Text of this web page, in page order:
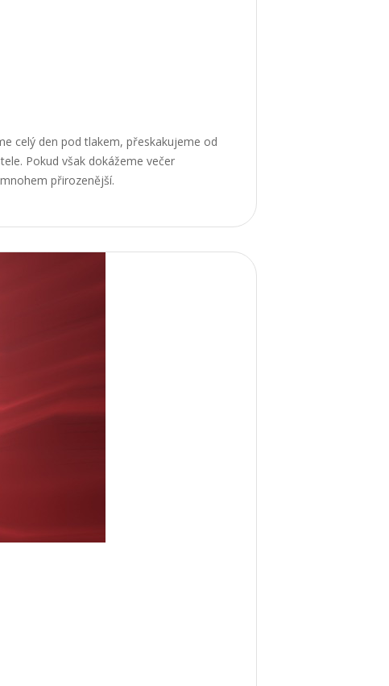
celý den pod tlakem, přeskakujeme od
Pokud však dokážeme večer
přirozenější.